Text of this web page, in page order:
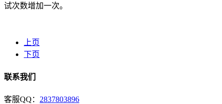
试次数增加一次。
上页
下页
联系我们
客服QQ： 2837803896